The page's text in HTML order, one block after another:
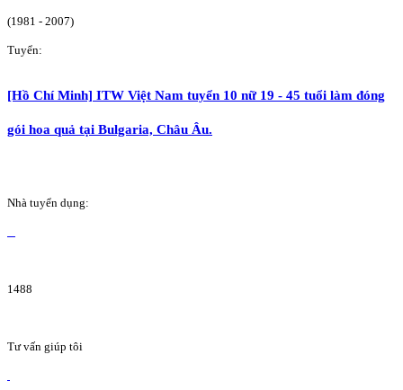
(1981 - 2007)
Tuyển:
[Hồ Chí Minh] ITW Việt Nam tuyển 10 nữ 19 - 45 tuổi làm đóng
gói hoa quả tại Bulgaria, Châu Âu.
Nhà tuyển dụng:
1488
Tư vấn giúp tôi